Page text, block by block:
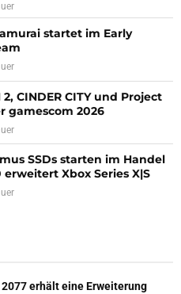
startet im Early
CINDER CITY und Project
gamescom 2026
SSDs starten im Handel
erweitert Xbox Series X|S
erhält eine Erweiterung